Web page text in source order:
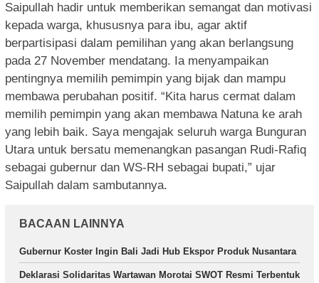
Saipullah hadir untuk memberikan semangat dan motivasi
kepada warga, khususnya para ibu, agar aktif
berpartisipasi dalam pemilihan yang akan berlangsung
pada 27 November mendatang. Ia menyampaikan
pentingnya memilih pemimpin yang bijak dan mampu
membawa perubahan positif. “Kita harus cermat dalam
memilih pemimpin yang akan membawa Natuna ke arah
yang lebih baik. Saya mengajak seluruh warga Bunguran
Utara untuk bersatu memenangkan pasangan Rudi-Rafiq
sebagai gubernur dan WS-RH sebagai bupati,” ujar
Saipullah dalam sambutannya.
BACAAN LAINNYA
Gubernur Koster Ingin Bali Jadi Hub Ekspor Produk Nusantara
Deklarasi Solidaritas Wartawan Morotai SWOT Resmi Terbentuk